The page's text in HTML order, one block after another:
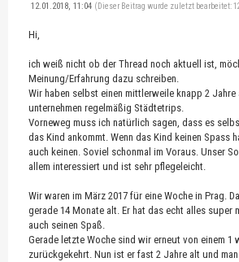
12.01.2018, 11:04 (Dieser Beitrag wurde zuletzt bearbeitet:
Hi,
ich weiß nicht ob der Thread noch aktuell ist,
Meinung/Erfahrung dazu schreiben.
Wir haben selbst einen mittlerweile knapp 2 Jahre
unternehmen regelmäßig Städtetrips.
Vorneweg muss ich natürlich sagen, dass es
das Kind ankommt. Wenn das Kind keinen Spass
auch keinen. Soviel schonmal im Voraus. Unser
allem interessiert und ist sehr pflegeleicht.
Wir waren im März 2017 für eine Woche in Prag.
gerade 14 Monate alt. Er hat das echt alles super
auch seinen Spaß.
Gerade letzte Woche sind wir erneut von einem 1
zurückgekehrt. Nun ist er fast 2 Jahre alt und